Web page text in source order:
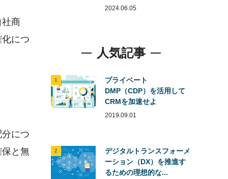
社商
につ
につ
と無
2024.06.05
人気記事
1
プライベート
DMP（CDP）を活用して
CRMを加速せよ
2019.09.01
2
デジタルトランスフォーメ
ーション（DX）を推進す
るための理想的な...